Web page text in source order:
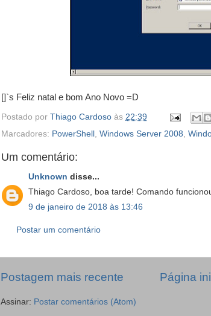
[]`s Feliz natal e bom Ano Novo =D
Postado por Thiago Cardoso às 22:39
Marcadores: PowerShell Windows Server 2008
Um comentário:
Unknown disse...
Thiago Cardoso, boa tarde! Comando
9 de janeiro de 2018 às 13:46
Postar um comentário
Postagem mais recente Página
Assinar: Postar comentários (Atom)